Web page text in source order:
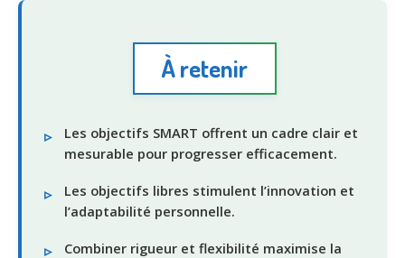
À retenir
Les objectifs SMART offrent un cadre clair et
mesurable pour progresser efficacement.
Les objectifs libres stimulent l’innovation et
l’adaptabilité personnelle.
Combiner rigueur et flexibilité maximise la